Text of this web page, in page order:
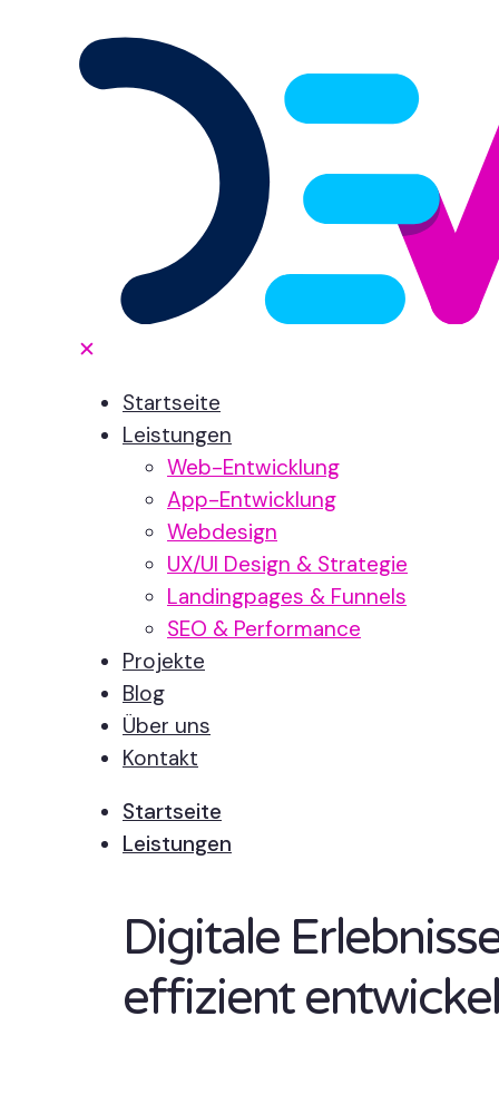
✕
Startseite
Leistungen
Web-Entwicklung
App-Entwicklung
Webdesign
UX/UI Design & Strategie
Landingpages & Funnels
SEO & Performance
Projekte
Blog
Über uns
Kontakt
Startseite
Leistungen
Digitale
effizient